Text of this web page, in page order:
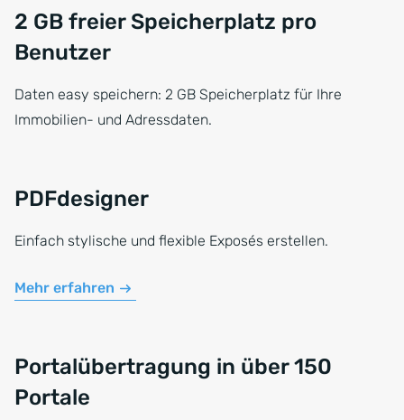
2 GB freier Speicherplatz pro
Benutzer
Daten easy speichern: 2 GB Speicherplatz für Ihre
Immobilien- und Adressdaten.
PDFdesigner
Einfach stylische und flexible Exposés erstellen.
Mehr erfahren
Portalübertragung in über 150
Portale